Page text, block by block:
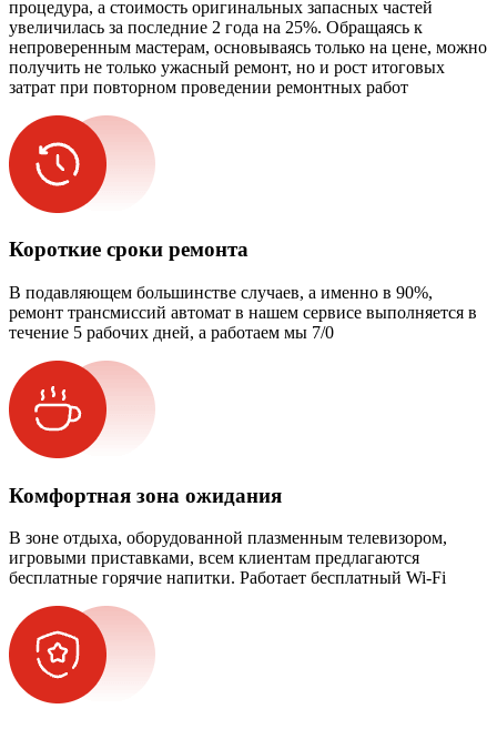
процедура, а стоимость оригинальных запасных частей
увеличилась за последние 2 года на 25%. Обращаясь к
непроверенным мастерам, основываясь только на цене, можно
получить не только ужасный ремонт, но и рост итоговых
затрат при повторном проведении ремонтных работ
Короткие сроки ремонта
В подавляющем большинстве случаев, а именно в 90%,
ремонт трансмиссий автомат в нашем сервисе выполняется в
течение 5 рабочих дней, а работаем мы 7/0
Комфортная зона ожидания
В зоне отдыха, оборудованной плазменным телевизором,
игровыми приставками, всем клиентам предлагаются
бесплатные горячие напитки. Работает бесплатный Wi-Fi